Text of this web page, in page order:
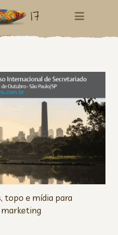
17
topo e mídia para
marketing